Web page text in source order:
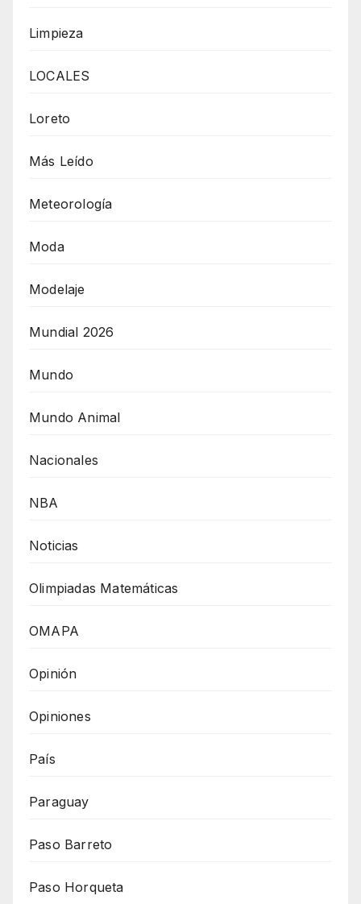
Limpieza
LOCALES
Loreto
Más Leído
Meteorología
Moda
Modelaje
Mundial 2026
Mundo
Mundo Animal
Nacionales
NBA
Noticias
Olimpiadas Matemáticas
OMAPA
Opinión
Opiniones
País
Paraguay
Paso Barreto
Paso Horqueta